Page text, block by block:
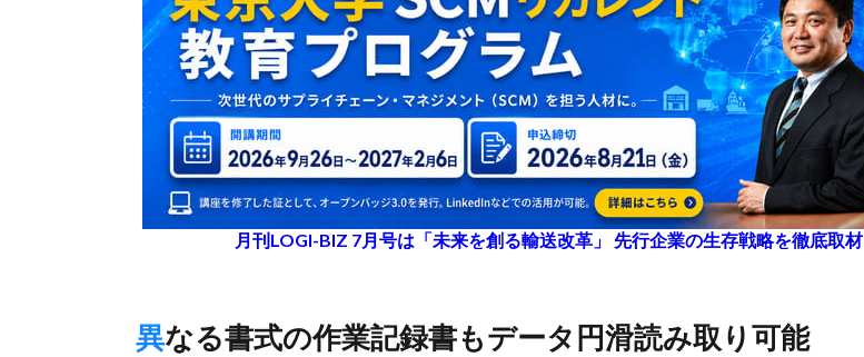
月刊LOGI-BIZ 7月号は「未来を創る輸送改革」 先行企業の生存戦略を徹底取材
異なる書式の作業記録書もデータ円滑読み取り可能